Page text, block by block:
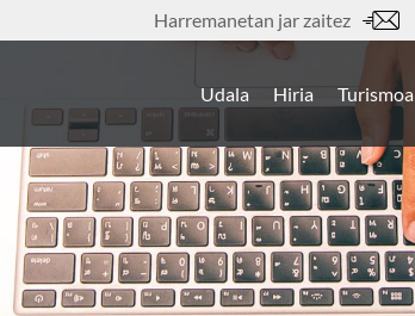
Harremanetan jar zaitez
Udala Hiria Turismoa